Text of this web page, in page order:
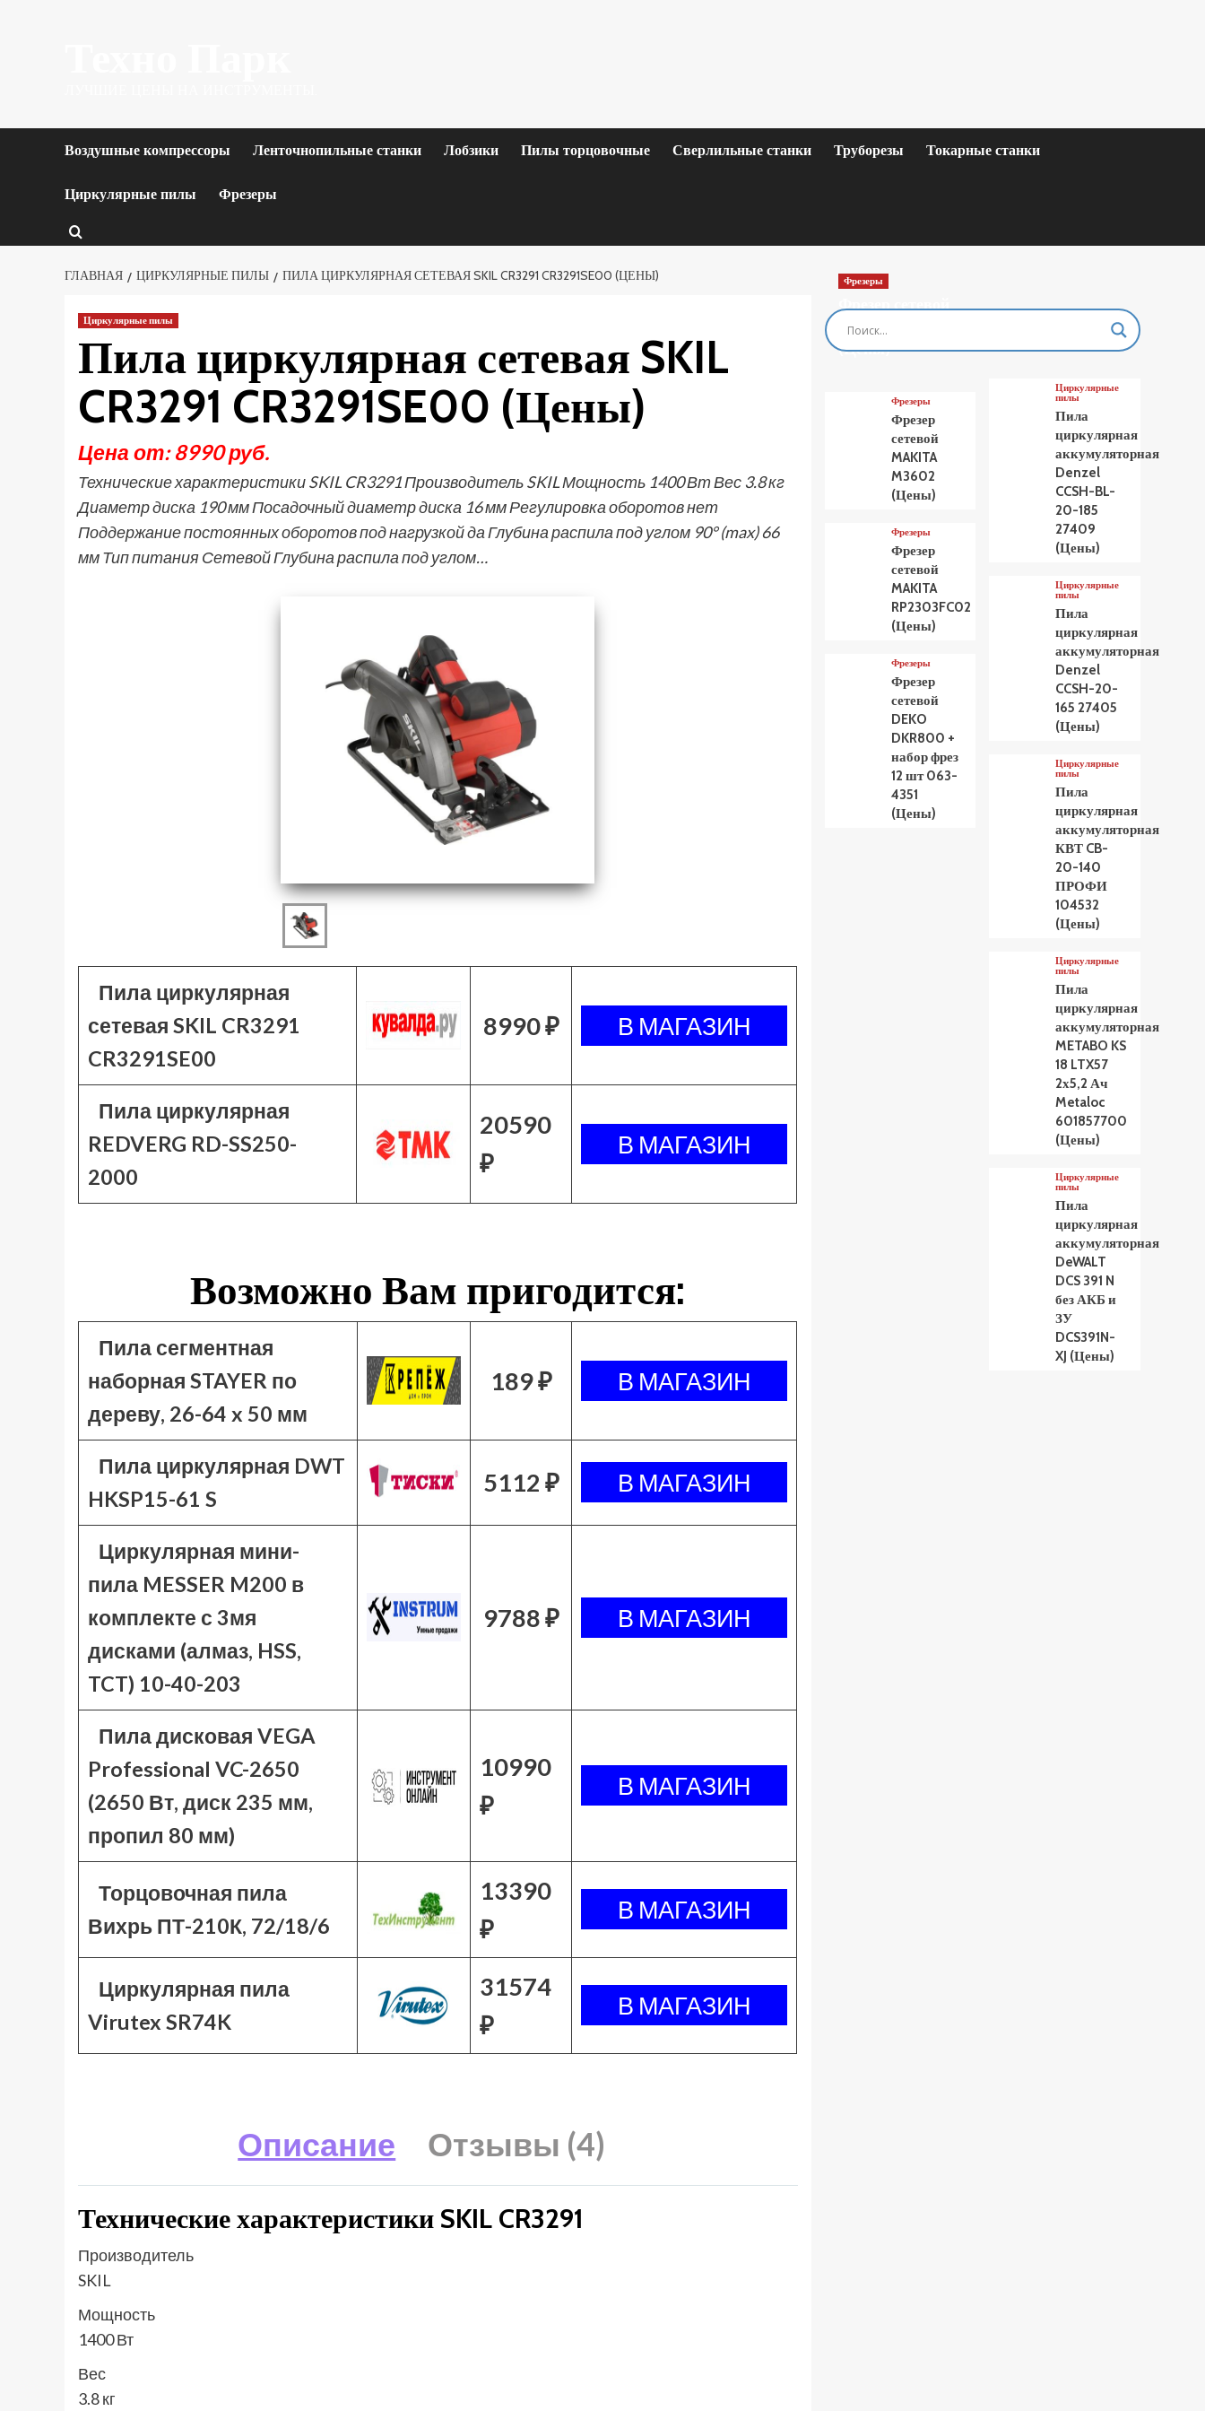
Воздушные компрессоры Ленточнопильные станки Лобзики Пилы торцовочные Сверлильные станки Труборезы Токарные станки
Циркулярные пилы Фрезеры
ГЛАВНАЯ ЦИРКУЛЯРНЫЕ ПИЛЫ ПИЛА ЦИРКУЛЯРНАЯ СЕТЕВАЯ SKIL CR3291 CR3291SE00 (ЦЕНЫ)
Циркулярные пилы
Пила циркулярная сетевая SKIL
CR3291 CR3291SE00 (Цены)
Цена от: 8990 руб.
Технические характеристики SKIL CR3291 Производитель SKIL Мощность 1400 Вт Вес 3.8 кг
Диаметр диска 190 мм Посадочный диаметр диска 16 мм Регулировка оборотов нет
Поддержание постоянных оборотов под нагрузкой да Глубина распила под углом 90° (max) 66
мм Тип питания Сетевой Глубина распила под углом…
Пила циркулярная
сетевая SKIL CR3291
CR3291SE00
8990 ₽
Пила циркулярная
REDVERG RD-SS250-
2000
20590
₽
Возможно Вам пригодится:
Пила сегментная
наборная STAYER по
дереву, 26-64 x 50 мм
189 ₽
Пила циркулярная DWT
HKSP15-61 S
5112 ₽
Циркулярная мини-
пила MESSER M200 в
комплекте с 3мя
дисками (алмаз, HSS,
TCT) 10-40-203
9788 ₽
Пила дисковая VEGA
Professional VC-2650
(2650 Вт, диск 235 мм,
пропил 80 мм)
10990
₽
Торцовочная пила
Вихрь ПТ-210К, 72/18/6
13390
₽
Циркулярная пила
Virutex SR74K
31574
₽
Описание Отзывы (4)
Технические характеристики SKIL CR3291
Производитель
SKIL
Мощность
1400 Вт
Вес
3.8 кг
Фрезеры
Фрезер сетевой
MAKITA M3601
(Цены)
Фрезеры
Фрезер
сетевой
MAKITA
M3602
(Цены)
Фрезеры
Фрезер
сетевой
MAKITA
RP2303FC02
(Цены)
Фрезеры
Фрезер
сетевой
DEKO
DKR800 +
набор фрез
12 шт 063-
4351
(Цены)
Циркулярные
пилы
Пила
циркулярная
аккумуляторная
Denzel
CCSH-BL-
20-185
27409
(Цены)
Циркулярные
пилы
Пила
циркулярная
аккумуляторная
Denzel
CCSH-20-
165 27405
(Цены)
Циркулярные
пилы
Пила
циркулярная
аккумуляторная
КВТ CB-
20-140
ПРОФИ
104532
(Цены)
Циркулярные
пилы
Пила
циркулярная
аккумуляторная
METABO KS
18 LTX57
2х5,2 Ач
Metaloc
601857700
(Цены)
Циркулярные
пилы
Пила
циркулярная
аккумуляторная
DeWALT
DCS 391 N
без АКБ и
ЗУ
DCS391N-
XJ (Цены)